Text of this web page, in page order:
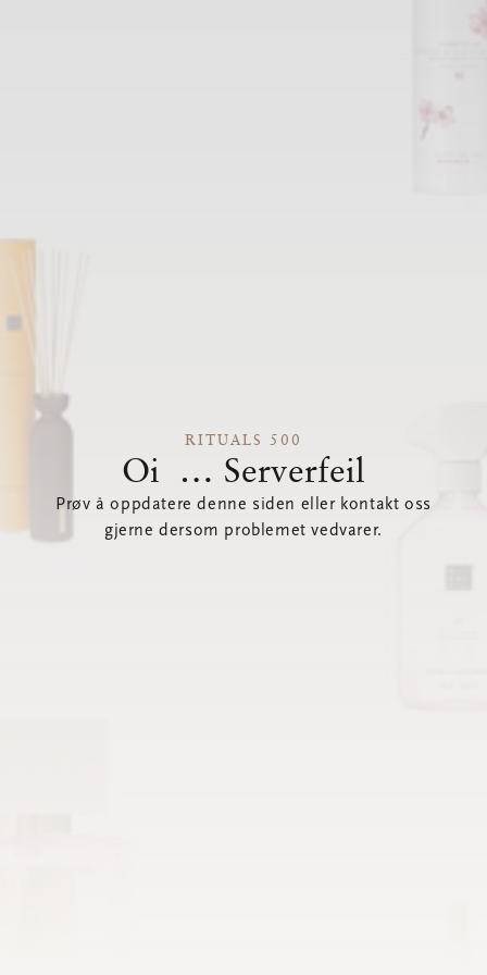
RITUALS 500
Oi … Serverfeil
Prøv å oppdatere denne siden eller kontakt oss
gjerne dersom problemet vedvarer.